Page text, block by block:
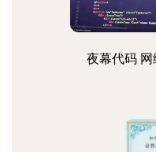
夜幕代码